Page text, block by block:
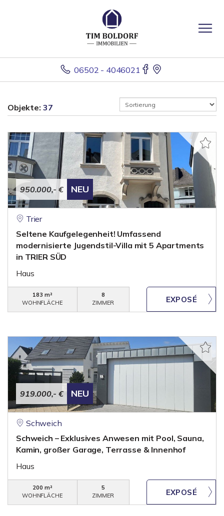
06502 - 4046021
Objekte: 37
950.000,- € NEU
Trier
Seltene Kaufgelegenheit! Umfassend
modernisierte Jugendstil-Villa mit 5 Apartments
in TRIER SÜD
Haus
183 m²
WOHNFLÄCHE
8
ZIMMER
919.000,- € NEU
Schweich
Schweich – Exklusives Anwesen mit Pool, Sauna,
Kamin, großer Garage, Terrasse & Innenhof
Haus
200 m²
WOHNFLÄCHE
5
ZIMMER